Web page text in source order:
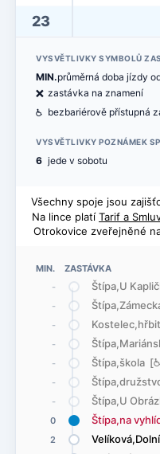
MIN. ZASTÁVKA
-
Štípa,U
-
-
-
- Štípa,škola [@
-
- Štípa,U
0 Štípa,na
2
23
VYSVĚTLIVKY SYMBOLŮ
MIN.průměrná doba jízdy
ë zastávka na znamení
@ bezbariérově přístupná
VYSVĚTLIVKY POZNÁMEK
6 jede v sobotu
Všechny spoje jsou
Na lince platí Tarif a
Otrokovice zveřejněné